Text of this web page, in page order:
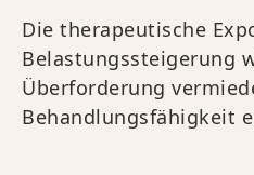
Die therapeutische
Belastungssteigerung
Überforderung
Behandlungsfähigkeit